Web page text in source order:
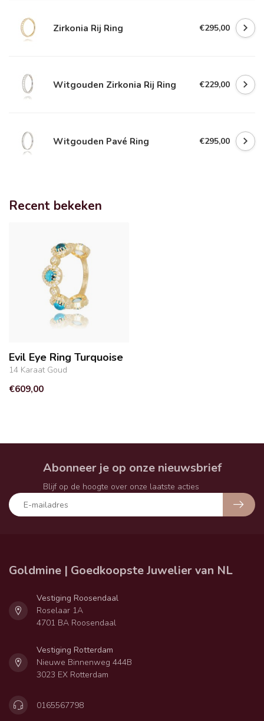
Zirkonia Rij Ring €295,00
Witgouden Zirkonia Rij Ring €229,00
Witgouden Pavé Ring €295,00
Recent bekeken
Evil Eye Ring Turquoise
14 Karaat Goud
€609,00
Abonneer je op onze nieuwsbrief
Blijf op de hoogte over onze laatste acties
Goldmine | Goedkoopste Juwelier van NL
Vestiging Roosendaal
Roselaar 1A
4701 BA Roosendaal
Vestiging Rotterdam
Nieuwe Binnenweg 444B
3023 EX Rotterdam
0165567798